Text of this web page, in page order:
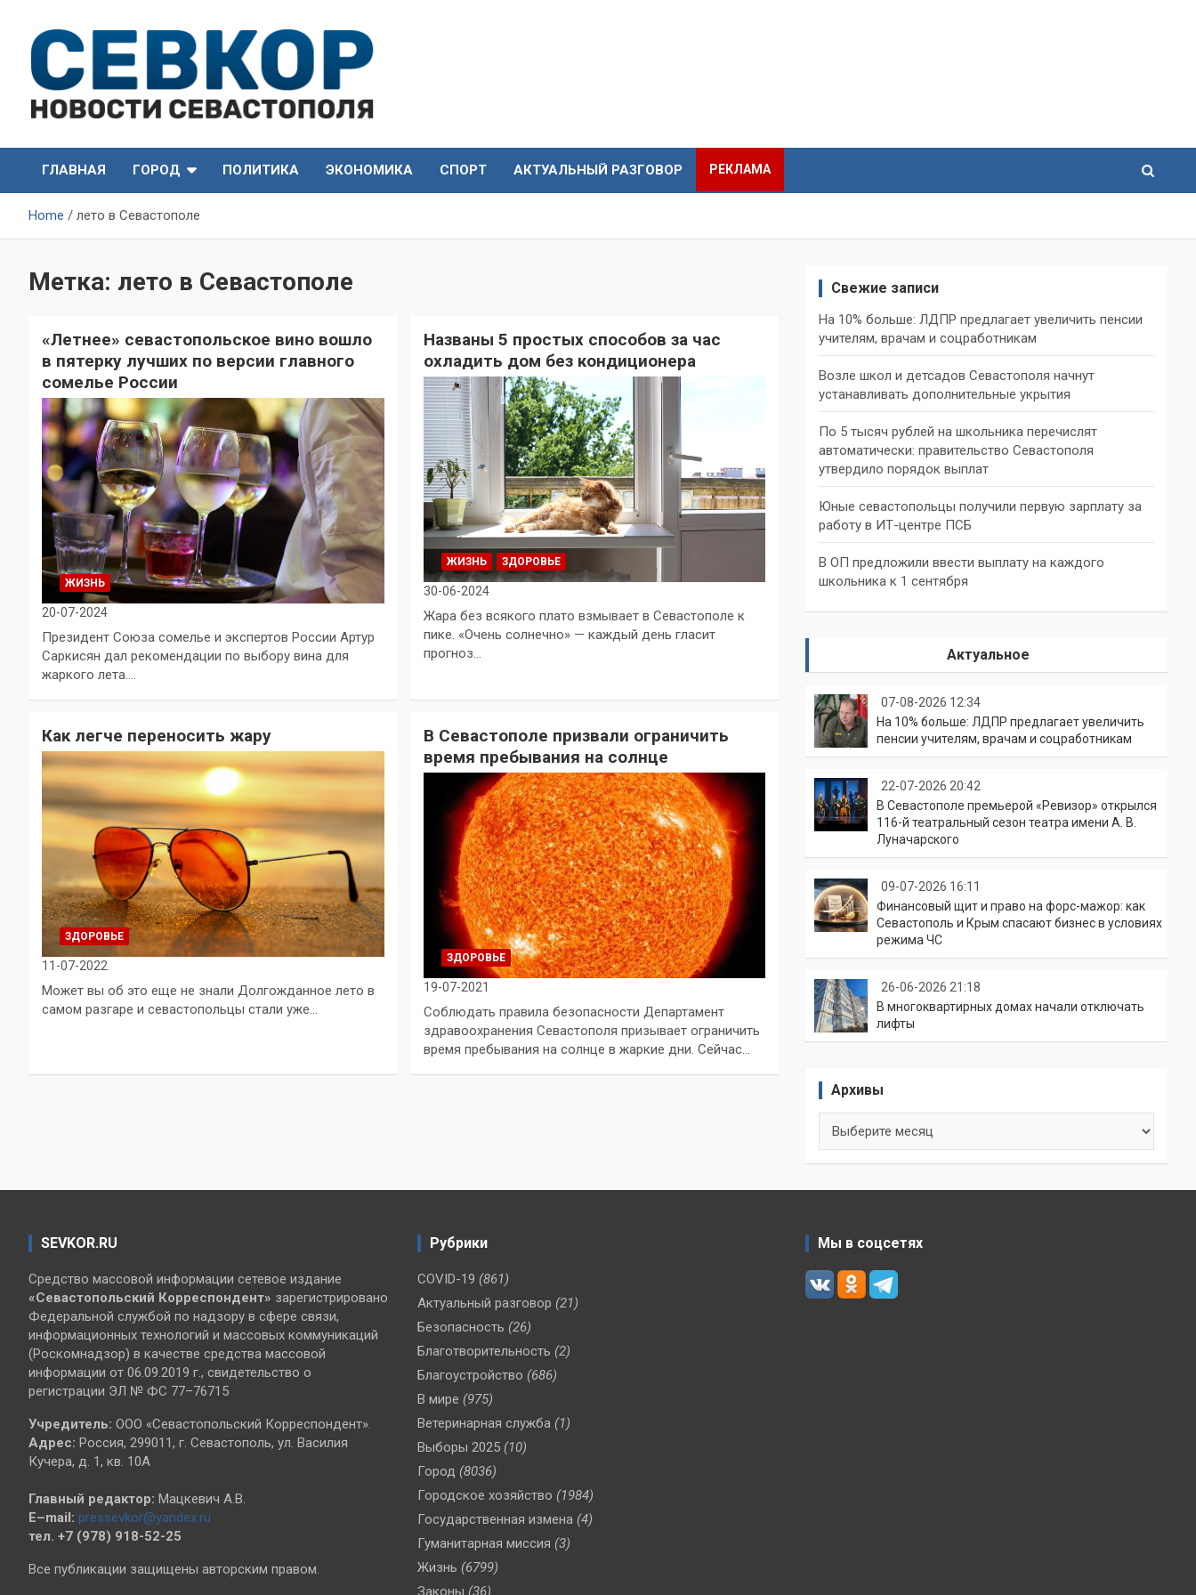
content
СевКор — Новости
Севастополя
Севастополя
ГЛАВНАЯ
ГОРОД ПОЛИТИКА ЭКОНОМИКА СПОРТ АКТУАЛЬНЫЙ РАЗГОВОР РЕКЛАМА
Home лето в Севастополе
Метка: лето в Севастополе
«Летнее» севастопольское вино вошло
в пятерку лучших по версии главного
сомелье России
ЖИЗНЬ
20-07-2024
Президент Союза сомелье и экспертов России Артур
Саркисян дал рекомендации по выбору вина для
жаркого лета.…
Названы 5 простых способов за час
охладить дом без кондиционера
ЖИЗНЬ ЗДОРОВЬЕ
30-06-2024
Жара без всякого плато взмывает в Севастополе к
пике. «Очень солнечно» — каждый день гласит
прогноз…
Как легче переносить жару
ЗДОРОВЬЕ
11-07-2022
Может вы об это еще не знали Долгожданное лето в
самом разгаре и севастопольцы стали уже…
В Севастополе призвали ограничить
время пребывания на солнце
ЗДОРОВЬЕ
19-07-2021
Соблюдать правила безопасности Департамент
здравоохранения Севастополя призывает ограничить
время пребывания на солнце в жаркие дни. Сейчас…
Свежие записи
На 10% больше: ЛДПР предлагает увеличить пенсии
учителям, врачам и соцработникам
Возле школ и детсадов Севастополя начнут
устанавливать дополнительные укрытия
По 5 тысяч рублей на школьника перечислят
автоматически: правительство Севастополя
утвердило порядок выплат
Юные севастопольцы получили первую зарплату за
работу в ИТ-центре ПСБ
В ОП предложили ввести выплату на каждого
школьника к 1 сентября
Актуальное
07-08-2026 12:34
На 10% больше: ЛДПР предлагает увеличить
пенсии учителям, врачам и соцработникам
22-07-2026 20:42
В Севастополе премьерой «Ревизор» открылся
116-й театральный сезон театра имени А. В.
Луначарского
09-07-2026 16:11
Финансовый щит и право на форс-мажор: как
Севастополь и Крым спасают бизнес в условиях
режима ЧС
26-06-2026 21:18
В многоквартирных домах начали отключать
лифты
Архивы
SEVKOR.RU
Средство массовой информации сетевое издание
«Севастопольский Корреспондент» зарегистрировано
Федеральной службой по надзору в сфере связи,
информационных технологий и массовых коммуникаций
(Роскомнадзор) в качестве средства массовой
информации от 06.09.2019 г., свидетельство о
регистрации ЭЛ № ФС 77–76715
Учредитель: ООО «Севастопольский Корреспондент».
Адрес: Россия, 299011, г. Севастополь, ул. Василия
Кучера, д. 1, кв. 10А
Главный редактор: Мацкевич А.В.
E–mail: pressevkor@yandex.ru
тел. +7 (978) 918-52-25
Все публикации защищены авторским правом.
Рубрики
COVID-19 (861)
Актуальный разговор (21)
Безопасность (26)
Благотворительность (2)
Благоустройство (686)
В мире (975)
Ветеринарная служба (1)
Выборы 2025 (10)
Город (8036)
Городское хозяйство (1984)
Государственная измена (4)
Гуманитарная миссия (3)
Жизнь (6799)
Законы (36)
Мы в соцсетях